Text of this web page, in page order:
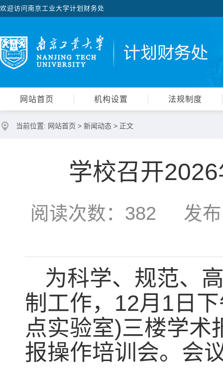
欢迎访问南京工业大学计划财务处
网站首页 机构设置 法规制度
当前位置: 网站首页 > 新闻动态 > 正文
学校召开
阅读次数： 382 发布
为科学、规范、
制工作， 12月 1 日
点实验室)三楼学术
报操作培训会。会